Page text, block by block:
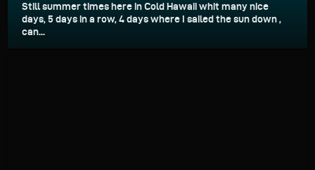
Still summer times here in Cold Hawaii whit many nice
days, 5 days in a row, 4 days where I sailed the sun down ,
can...